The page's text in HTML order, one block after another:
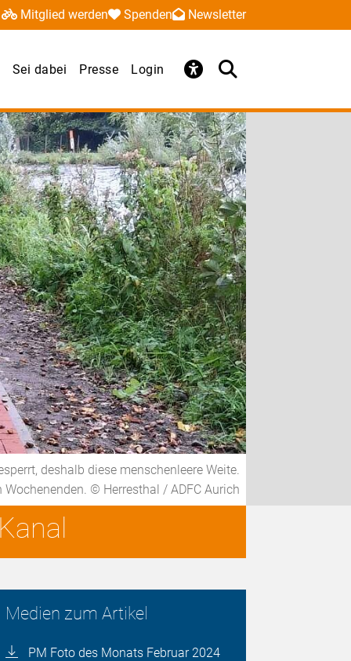
Mitglied werden Spenden Newsletter
Sei dabei Presse Login
deshalb diese menschenleere Weite.
© Herresthal / ADFC Aurich
Medien zum Artikel
PM Foto des Monats Februar 2024